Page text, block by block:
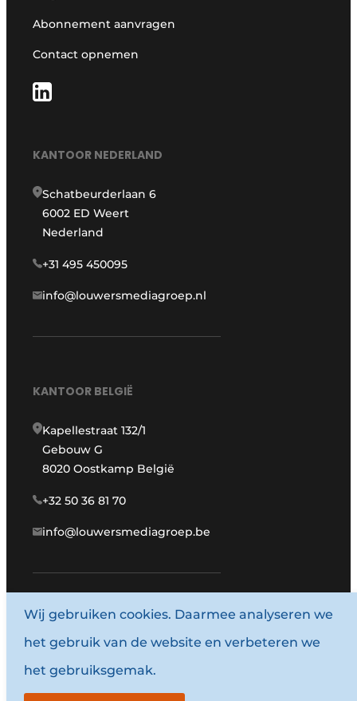
Abonnement aanvragen
Contact opnemen
KANTOOR NEDERLAND
Schatbeurderlaan 6
6002 ED Weert
Nederland
+31 495 450095
info@louwersmediagroep.nl
KANTOOR BELGIË
Kapellestraat 132/1
Gebouw G
8020 Oostkamp België
+32 50 36 81 70
info@louwersmediagroep.be
www.louwersmediagroep.com
© 1987 - 2026 Louwersmediagroep.
Algemene voorwaarden
Wij gebruiken cookies. Daarmee analyseren we
het gebruik van de website en verbeteren we
het gebruiksgemak.